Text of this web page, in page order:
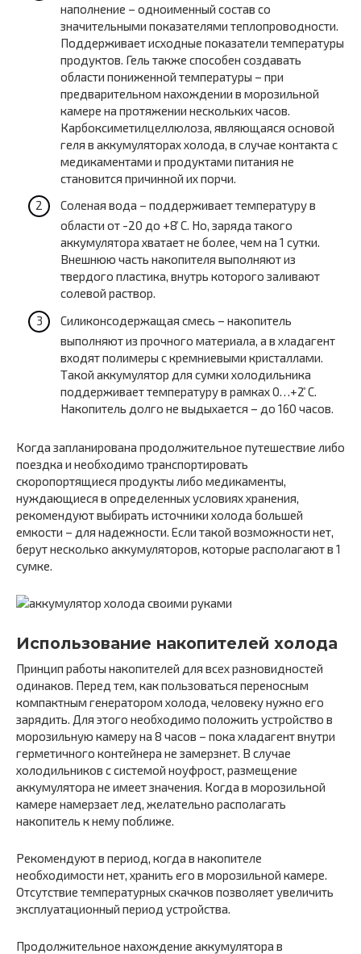
наполнение – одноименный состав со
значительными показателями теплопроводности.
Поддерживает исходные показатели температуры
продуктов. Гель также способен создавать
области пониженной температуры – при
предварительном нахождении в морозильной
камере на протяжении нескольких часов.
Карбоксиметилцеллюлоза, являющаяся основой
геля в аккумуляторах холода, в случае контакта с
медикаментами и продуктами питания не
становится причинной их порчи.
Соленая вода – поддерживает температуру в
области от -20 до +8 ̊С. Но, заряда такого
аккумулятора хватает не более, чем на 1 сутки.
Внешнюю часть накопителя выполняют из
твердого пластика, внутрь которого заливают
солевой раствор.
Силиконсодержащая смесь – накопитель
выполняют из прочного материала, а в хладагент
входят полимеры с кремниевыми кристаллами.
Такой аккумулятор для сумки холодильника
поддерживает температуру в рамках 0…+2 ̊С.
Накопитель долго не выдыхается – до 160 часов.
Когда запланирована продолжительное путешествие либо
поездка и необходимо транспортировать
скоропортящиеся продукты либо медикаменты,
нуждающиеся в определенных условиях хранения,
рекомендуют выбирать источники холода большей
емкости – для надежности. Если такой возможности нет,
берут несколько аккумуляторов, которые располагают в 1
сумке.
Использование накопителей холода
Принцип работы накопителей для всех разновидностей
одинаков. Перед тем, как пользоваться переносным
компактным генератором холода, человеку нужно его
зарядить. Для этого необходимо положить устройство в
морозильную камеру на 8 часов – пока хладагент внутри
герметичного контейнера не замерзнет. В случае
холодильников с системой ноуфрост, размещение
аккумулятора не имеет значения. Когда в морозильной
камере намерзает лед, желательно располагать
накопитель к нему поближе.
Рекомендуют в период, когда в накопителе
необходимости нет, хранить его в морозильной камере.
Отсутствие температурных скачков позволяет увеличить
эксплуатационный период устройства.
Продолжительное нахождение аккумулятора в